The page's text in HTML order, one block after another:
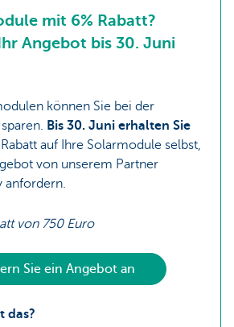
mit 6% Rabatt?
Angebot bis 30. Juni
können Sie bei der
Bis 30. Juni erhalten Sie
auf Ihre Solarmodule selbst,
von unserem Partner
anfordern.
von 750 Euro
Sie ein Angebot an
das?